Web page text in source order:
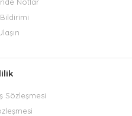
Notlar
Sözleşmesi